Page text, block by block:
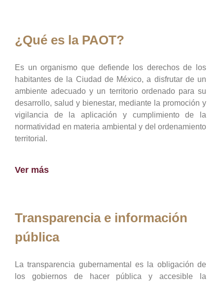
¿Qué es la PAOT?
Es un organismo que defiende los derechos de los
habitantes de la Ciudad de México, a disfrutar de un
ambiente adecuado y un territorio ordenado para su
desarrollo, salud y bienestar, mediante la promoción y
vigilancia de la aplicación y cumplimiento de la
normatividad en materia ambiental y del ordenamiento
territorial.
Ver más
Transparencia e información
pública
La transparencia gubernamental es la obligación de
los gobiernos de hacer pública y accesible la